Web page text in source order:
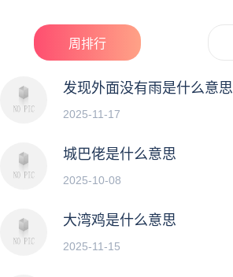
周排行
发现外面没有雨是什么意思
2025-11-17
城巴佬是什么意思
2025-10-08
大湾鸡是什么意思
2025-11-15